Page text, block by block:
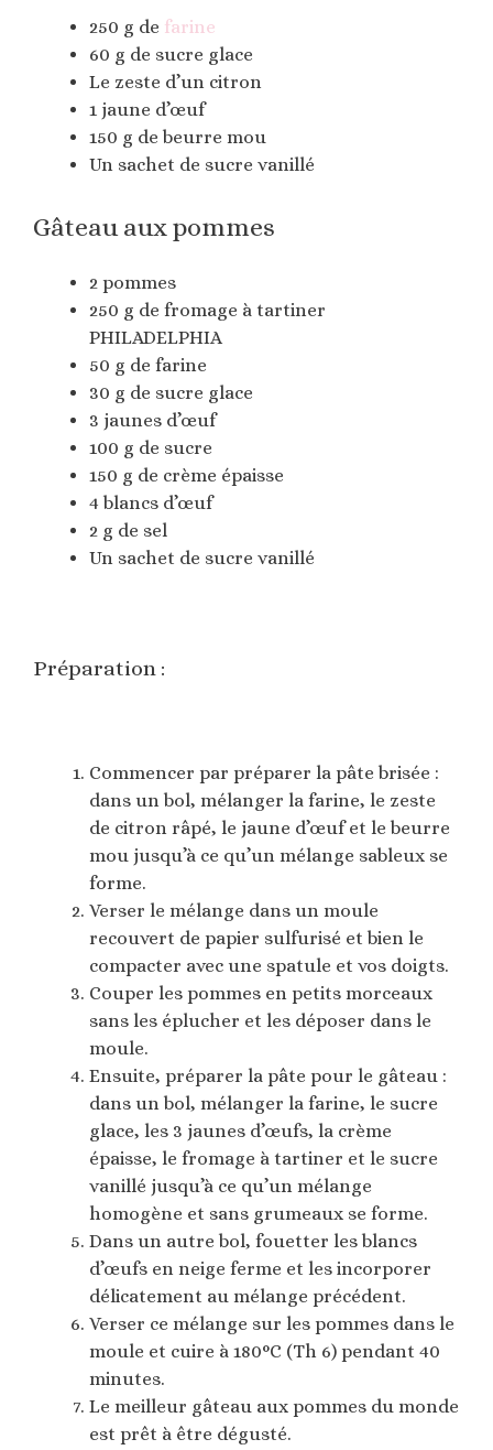
250 g de farine
60 g de sucre glace
Le zeste d’un citron
1 jaune d’œuf
150 g de beurre mou
Un sachet de sucre vanillé
Gâteau aux pommes
2 pommes
250 g de fromage à tartiner
PHILADELPHIA
50 g de farine
30 g de sucre glace
3 jaunes d’œuf
100 g de sucre
150 g de crème épaisse
4 blancs d’œuf
2 g de sel
Un sachet de sucre vanillé
Préparation :
Commencer par préparer la pâte brisée :
dans un bol, mélanger la farine, le zeste
de citron râpé, le jaune d’œuf et le beurre
mou jusqu’à ce qu’un mélange sableux se
forme.
Verser le mélange dans un moule
recouvert de papier sulfurisé et bien le
compacter avec une spatule et vos doigts.
Couper les pommes en petits morceaux
sans les éplucher et les déposer dans le
moule.
Ensuite, préparer la pâte pour le gâteau :
dans un bol, mélanger la farine, le sucre
glace, les 3 jaunes d’œufs, la crème
épaisse, le fromage à tartiner et le sucre
vanillé jusqu’à ce qu’un mélange
homogène et sans grumeaux se forme.
Dans un autre bol, fouetter les blancs
d’œufs en neige ferme et les incorporer
délicatement au mélange précédent.
Verser ce mélange sur les pommes dans le
moule et cuire à 180°C (Th 6) pendant 40
minutes.
Le meilleur gâteau aux pommes du monde
est prêt à être dégusté.